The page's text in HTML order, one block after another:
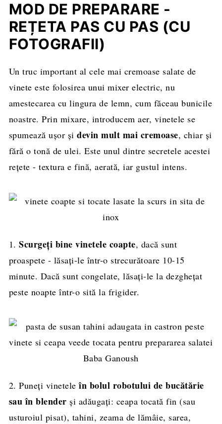
MOD DE PREPARARE -
REȚETA PAS CU PAS (CU
FOTOGRAFII)
Un truc important al cele mai cremoase salate de
vinete este folosirea unui mixer electric, nu
amestecarea cu lingura de lemn, cum făceau bunicile
noastre. Prin mixare, introducem aer, vinetele se
spumează ușor șidevin mult mai cremoase, chiar și
fără o tonă de ulei. Este unul dintre secretele acestei
rețete - textura e fină, aerată, iar gustul intens.
1.Scurgeți bine vinetele coapte, dacă sunt
proaspete - lăsați-le într-o strecurătoare 10-15
minute. Dacă sunt congelate, lăsați-le la dezghețat
peste noapte într-o sită la frigider.
2. Puneți vineteleîn bolul robotului de bucătărie
sau în blender și adăugați: ceapa tocată fin (sau
usturoiul pisat), tahini, zeama de lămâie, sarea,